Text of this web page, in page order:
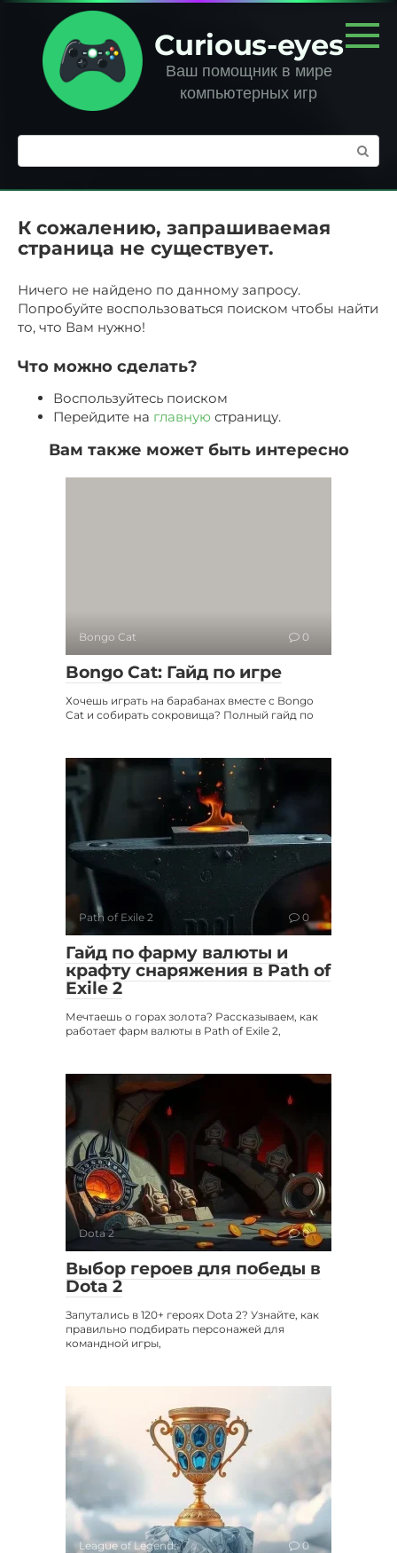
Перейти
контенту
Curious-eyes
Ваш помощник в мире
компьютерных игр
Поиск:
К сожалению, запрашиваемая
страница не существует.
Ничего не найдено по данному запросу.
Попробуйте воспользоваться поиском чтобы найти
то, что Вам нужно!
Что можно сделать?
Воспользуйтесь поиском
Перейдите на главную страницу.
Вам также может быть интересно
Bongo Cat 0
Bongo Cat: Гайд по игре
Хочешь играть на барабанах вместе с Bongo
Cat и собирать сокровища? Полный гайд по
Path of Exile 2 0
Гайд по фарму валюты и
крафту снаряжения в Path of
Exile 2
Мечтаешь о горах золота? Рассказываем, как
работает фарм валюты в Path of Exile 2,
Dota 2 0
Выбор героев для победы в
Dota 2
Запутались в 120+ героях Dota 2? Узнайте, как
правильно подбирать персонажей для
командной игры,
League of Legends 0